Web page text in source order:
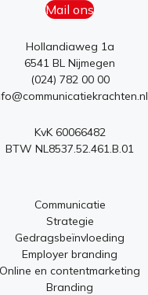
Mail ons
Hollandiaweg 1a
6541 BL Nijmegen
(024) 782 00 00
KvK 60066482
BTW NL8537.52.461.B.01
Communicatie
Strategie
Gedragsbeïnvloeding
Employer branding
Online en contentmarketing
Branding